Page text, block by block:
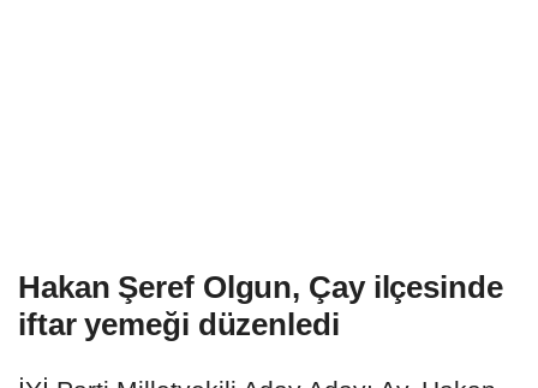
Hakan Şeref Olgun, Çay ilçesinde
iftar yemeği düzenledi